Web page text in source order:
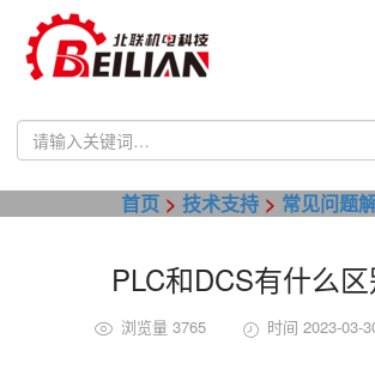
Use
the
首页 技术支持 常见问题
PLC和DCS有什么区
浏览量 3765 时间 2023-03-